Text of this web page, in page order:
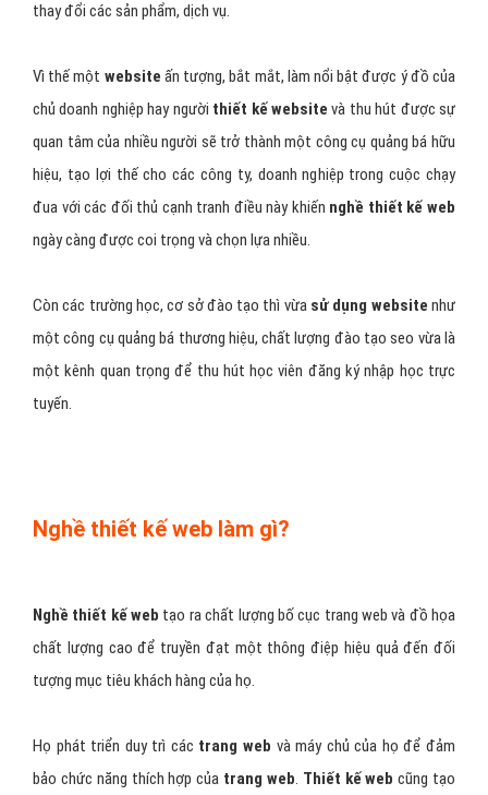
thay đổi các sản phẩm, dịch vụ.
Vì thế một website ấn tượng, bắt mắt, làm nổi bật được ý đồ của
chủ doanh nghiệp hay người thiết kế website và thu hút được sự
quan tâm của nhiều người sẽ trở thành một công cụ quảng bá hữu
hiệu, tạo lợi thế cho các công ty, doanh nghiệp trong cuộc chạy
đua với các đối thủ cạnh tranh điều này khiến nghề thiết kế web
ngày càng được coi trọng và chọn lựa nhiều.
Còn các trường học, cơ sở đào tạo thì vừa sử dụng website như
một công cụ quảng bá thương hiệu, chất lượng đào tạo seo vừa là
một kênh quan trọng để thu hút học viên đăng ký nhập học trực
tuyến.
Nghề thiết kế web làm gì?
Nghề thiết kế web tạo ra chất lượng bố cục trang web và đồ họa
chất lượng cao để truyền đạt một thông điệp hiệu quả đến đối
tượng mục tiêu khách hàng của họ.
Họ phát triển duy trì các trang web và máy chủ của họ để đảm
bảo chức năng thích hợp của trang web. Thiết kế web cũng tạo